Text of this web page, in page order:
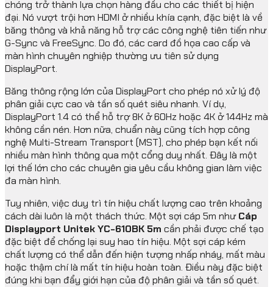
chóng trở thành lựa chọn hàng đầu cho các thiết bị hiện
đại. Nó vượt trội hơn HDMI ở nhiều khía cạnh, đặc biệt là về
băng thông và khả năng hỗ trợ các công nghệ tiên tiến như
G-Sync và FreeSync. Do đó, các card đồ họa cao cấp và
màn hình chuyên nghiệp thường ưu tiên sử dụng
DisplayPort.
Băng thông rộng lớn của DisplayPort cho phép nó xử lý độ
phân giải cực cao và tần số quét siêu nhanh. Ví dụ,
DisplayPort 1.4 có thể hỗ trợ 8K ở 60Hz hoặc 4K ở 144Hz mà
không cần nén. Hơn nữa, chuẩn này cũng tích hợp công
nghệ Multi-Stream Transport (MST), cho phép bạn kết nối
nhiều màn hình thông qua một cổng duy nhất. Đây là một
lợi thế lớn cho các chuyên gia yêu cầu không gian làm việc
đa màn hình.
Tuy nhiên, việc duy trì tín hiệu chất lượng cao trên khoảng
cách dài luôn là một thách thức. Một sợi cáp 5m nhưCáp
Displayport Unitek YC-610BK 5m cần phải được chế tạo
đặc biệt để chống lại suy hao tín hiệu. Một sợi cáp kém
chất lượng có thể dẫn đến hiện tượng nhấp nháy, mất màu
hoặc thậm chí là mất tín hiệu hoàn toàn. Điều này đặc biệt
đúng khi bạn đẩy giới hạn của độ phân giải và tần số quét.